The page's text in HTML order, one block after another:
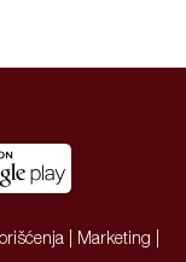
Marketing